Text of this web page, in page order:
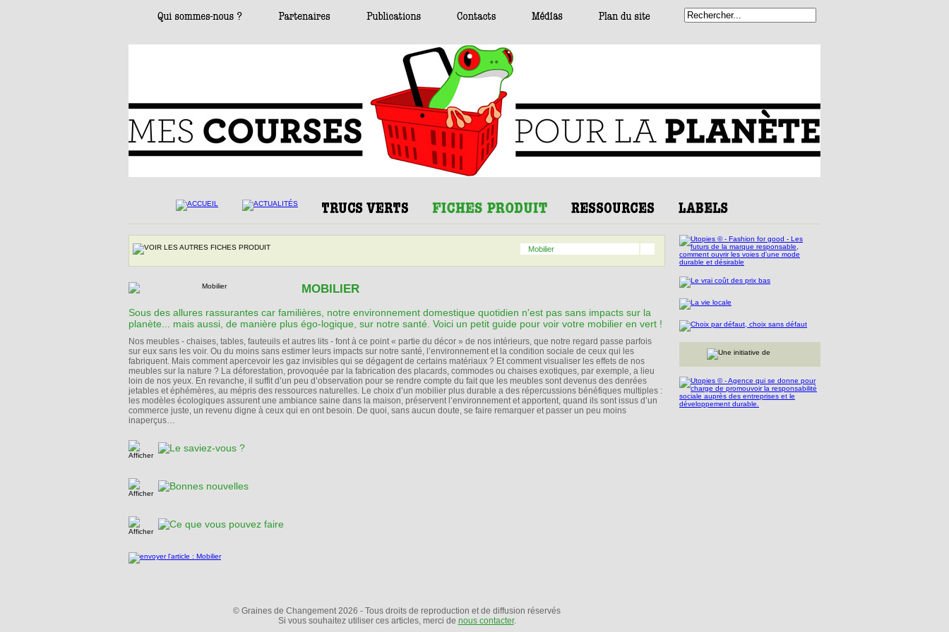
Mobilier
MOBILIER
Sous des allures rassurantes car familières, notre environnement domestique quotidien n'est pas sans impacts sur la
planète... mais aussi, de manière plus égo-logique, sur notre santé. Voici un petit guide pour voir votre mobilier en vert !
Nos meubles - chaises, tables, fauteuils et autres lits - font à ce point « partie du décor » de nos intérieurs, que notre regard passe parfois
sur eux sans les voir. Ou du moins sans estimer leurs impacts sur notre santé, l’environnement et la condition sociale de ceux qui les
fabriquent. Mais comment apercevoir les gaz invisibles qui se dégagent de certains matériaux ? Et comment visualiser les effets de nos
meubles sur la nature ? La déforestation, provoquée par la fabrication des placards, commodes ou chaises exotiques, par exemple, a lieu
loin de nos yeux. En revanche, il suffit d’un peu d’observation pour se rendre compte du fait que les meubles sont devenus des denrées
jetables et éphémères, au mépris des ressources naturelles. Le choix d’un mobilier plus durable a des répercussions bénéfiques multiples :
les modèles écologiques assurent une ambiance saine dans la maison, préservent l’environnement et apportent, quand ils sont issus d’un
commerce juste, un revenu digne à ceux qui en ont besoin. De quoi, sans aucun doute, se faire remarquer et passer un peu moins
inaperçus…
© Graines de Changement 2026 - Tous droits de reproduction et de diffusion réservés
Si vous souhaitez utiliser ces articles, merci de nous contacter.